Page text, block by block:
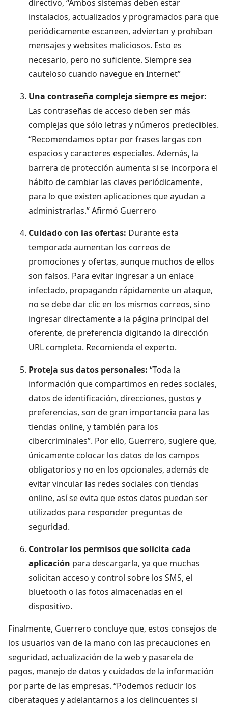
directivo, “Ambos sistemas deben estar
instalados, actualizados y programados para que
periódicamente escaneen, adviertan y prohíban
mensajes y websites maliciosos. Esto es
necesario, pero no suficiente. Siempre sea
cauteloso cuando navegue en Internet”
Una contraseña compleja siempre es mejor:
Las contraseñas de acceso deben ser más
complejas que sólo letras y números predecibles.
“Recomendamos optar por frases largas con
espacios y caracteres especiales. Además, la
barrera de protección aumenta si se incorpora el
hábito de cambiar las claves periódicamente,
para lo que existen aplicaciones que ayudan a
administrarlas.” Afirmó Guerrero
Cuidado con las ofertas: Durante esta
temporada aumentan los correos de
promociones y ofertas, aunque muchos de ellos
son falsos. Para evitar ingresar a un enlace
infectado, propagando rápidamente un ataque,
no se debe dar clic en los mismos correos, sino
ingresar directamente a la página principal del
oferente, de preferencia digitando la dirección
URL completa. Recomienda el experto.
Proteja sus datos personales: “Toda la
información que compartimos en redes sociales,
datos de identificación, direcciones, gustos y
preferencias, son de gran importancia para las
tiendas online, y también para los
cibercriminales”. Por ello, Guerrero, sugiere que,
únicamente colocar los datos de los campos
obligatorios y no en los opcionales, además de
evitar vincular las redes sociales con tiendas
online, así se evita que estos datos puedan ser
utilizados para responder preguntas de
seguridad.
Controlar los permisos que solicita cada
aplicación para descargarla, ya que muchas
solicitan acceso y control sobre los SMS, el
bluetooth o las fotos almacenadas en el
dispositivo.
Finalmente, Guerrero concluye que, estos consejos de
los usuarios van de la mano con las precauciones en
seguridad, actualización de la web y pasarela de
pagos, manejo de datos y cuidados de la información
por parte de las empresas. “Podemos reducir los
ciberataques y adelantarnos a los delincuentes si